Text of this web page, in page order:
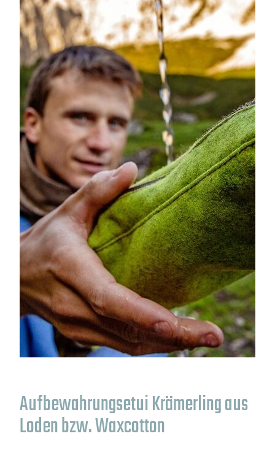
Aufbewahrungsetui Krämerling aus
Loden bzw. Waxcotton